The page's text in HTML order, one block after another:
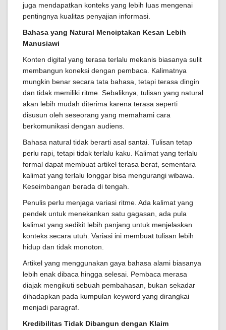
juga mendapatkan konteks yang lebih luas mengenai
pentingnya kualitas penyajian informasi.
Bahasa yang Natural Menciptakan Kesan Lebih
Manusiawi
Konten digital yang terasa terlalu mekanis biasanya sulit
membangun koneksi dengan pembaca. Kalimatnya
mungkin benar secara tata bahasa, tetapi terasa dingin
dan tidak memiliki ritme. Sebaliknya, tulisan yang natural
akan lebih mudah diterima karena terasa seperti
disusun oleh seseorang yang memahami cara
berkomunikasi dengan audiens.
Bahasa natural tidak berarti asal santai. Tulisan tetap
perlu rapi, tetapi tidak terlalu kaku. Kalimat yang terlalu
formal dapat membuat artikel terasa berat, sementara
kalimat yang terlalu longgar bisa mengurangi wibawa.
Keseimbangan berada di tengah.
Penulis perlu menjaga variasi ritme. Ada kalimat yang
pendek untuk menekankan satu gagasan, ada pula
kalimat yang sedikit lebih panjang untuk menjelaskan
konteks secara utuh. Variasi ini membuat tulisan lebih
hidup dan tidak monoton.
Artikel yang menggunakan gaya bahasa alami biasanya
lebih enak dibaca hingga selesai. Pembaca merasa
diajak mengikuti sebuah pembahasan, bukan sekadar
dihadapkan pada kumpulan keyword yang dirangkai
menjadi paragraf.
Kredibilitas Tidak Dibangun dengan Klaim